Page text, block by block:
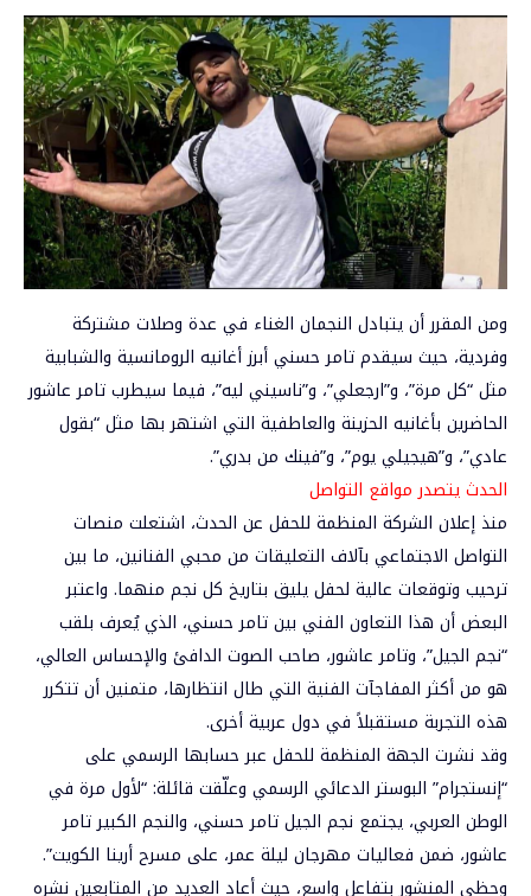
ومن المقرر أن يتبادل النجمان الغناء في عدة وصلات مشتركة
وفردية، حيث سيقدم تامر حسني أبرز أغانيه الرومانسية والشبابية
مثل “كل مرة”، و”ارجعلي”، و”ناسيني ليه”، فيما سيطرب تامر عاشور
الحاضرين بأغانيه الحزينة والعاطفية التي اشتهر بها مثل “بقول
عادي”، و”هيجيلي يوم”، و”فينك من بدري”.
الحدث يتصدر مواقع التواصل
منذ إعلان الشركة المنظمة للحفل عن الحدث، اشتعلت منصات
التواصل الاجتماعي بآلاف التعليقات من محبي الفنانين، ما بين
ترحيب وتوقعات عالية لحفل يليق بتاريخ كل نجم منهما. واعتبر
البعض أن هذا التعاون الفني بين تامر حسني، الذي يُعرف بلقب
“نجم الجيل”، وتامر عاشور، صاحب الصوت الدافئ والإحساس العالي،
هو من أكثر المفاجآت الفنية التي طال انتظارها، متمنين أن تتكرر
هذه التجربة مستقبلاً في دول عربية أخرى.
وقد نشرت الجهة المنظمة للحفل عبر حسابها الرسمي على
“إنستجرام” البوستر الدعائي الرسمي وعلّقت قائلة: “لأول مرة في
الوطن العربي، يجتمع نجم الجيل تامر حسني، والنجم الكبير تامر
عاشور، ضمن فعاليات مهرجان ليلة عمر، على مسرح أرينا الكويت”.
وحظي المنشور بتفاعل واسع، حيث أعاد العديد من المتابعين نشره